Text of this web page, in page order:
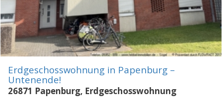
Erdgeschosswohnung in Papenburg –
Untenende!
26871 Papenburg, Erdgeschosswohnung